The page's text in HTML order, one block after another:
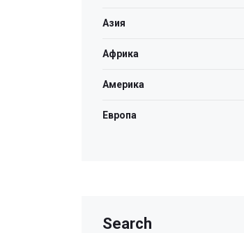
Азия
Африка
Америка
Европа
Search